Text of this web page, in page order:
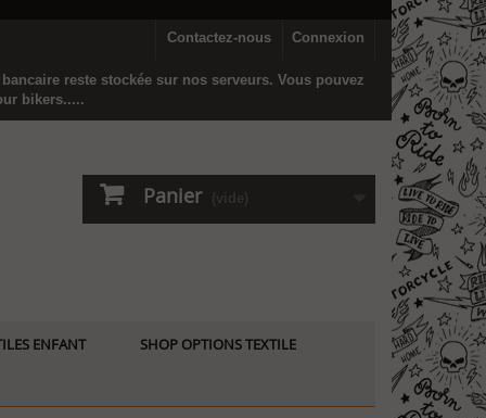
Connexion
Contactez-nous
reste stockée sur nos serveurs. Vous pouvez
bikers.....
Panier (vide)
ENFANT SHOP OPTIONS TEXTILE